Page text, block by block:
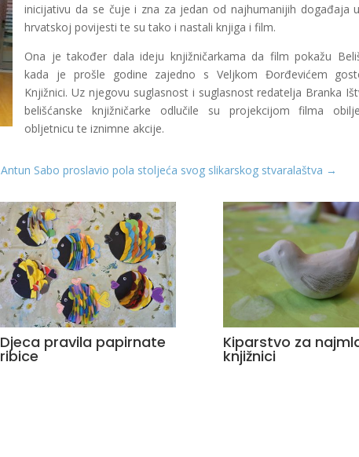
inicijativu da se čuje i zna za jedan od najhumanijih događaja
hrvatskoj povijesti te su tako i nastali knjiga i film.
Ona je također dala ideju knjižničarkama da film pokažu
kada je prošle godine zajedno s Veljkom Đorđevićem
Knjižnici. Uz njegovu suglasnost i suglasnost redatelja Branka
belišćanske knjižničarke odlučile su projekcijom filma
obljetnicu te iznimne akcije.
Antun Sabo proslavio pola stoljeća svog slikarskog stvaralaštva →
Djeca pravila papirnate
ribice
Kiparstvo za
knjižnici